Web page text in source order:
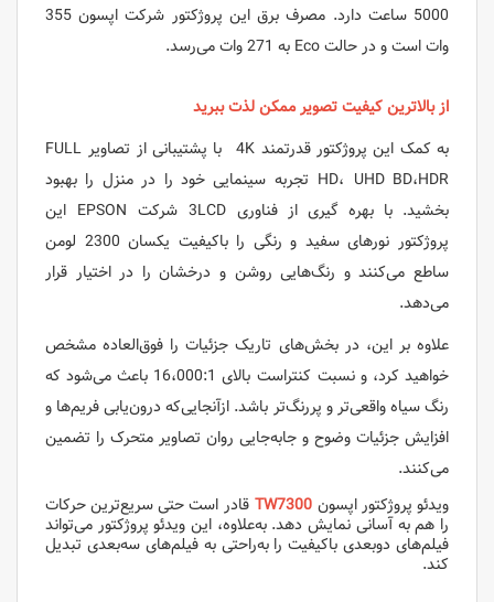
5000 ساعت دارد. مصرف برق این پروژکتور شرکت اپسون 355
وات است و در حالت Eco به 271 وات می‌رسد.
از بالاترین کیفیت تصویر ممکن لذت ببرید
به کمک این پروژکتور قدرتمند 4K با پشتیبانی از تصاویر FULL
HD، UHD BD،HDR تجربه سینمایی خود را در منزل را بهبود
بخشید. با بهره گیری از فناوری 3LCD شرکت EPSON این
پروژکتور نورهای سفید و رنگی را باکیفیت یکسان 2300 لومن
ساطع می‌کنند و رنگ‌هایی روشن و درخشان را در اختیار قرار
می‌دهد.
علاوه بر این، در بخش‌های تاریک جزئیات را فوق‌العاده مشخص
خواهید کرد، و نسبت کنتراست بالای 16،000:1 باعث می‌شود که
رنگ سیاه واقعی‌تر و پررنگ‌تر باشد. ازآنجایی‌که درون‌یابی فریم‌ها و
افزایش جزئیات وضوح و جابه‌جایی روان تصاویر متحرک را تضمین
می‌کنند.
ویدئو پروژکتور اپسون TW7300 قادر است حتی سریع‌ترین حرکات
را هم به‌ آسانی نمایش دهد. به‌علاوه، این ویدئو پروژکتور می‌تواند
فیلم‌های دوبعدی باکیفیت را به‌راحتی به فیلم‌های سه‌بعدی تبدیل
کند.